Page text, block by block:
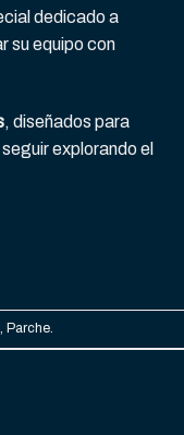
dedicado a
su equipo con
, diseñados para
explorando el
, Parche.